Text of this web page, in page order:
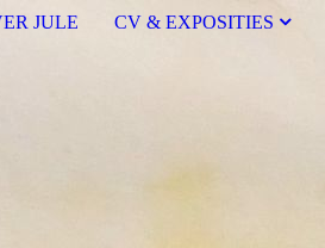
JULE CV & EXPOSITIES